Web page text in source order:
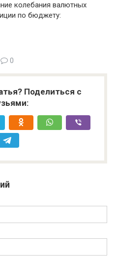
колебания валютных
по бюджету:
0
Поделиться с